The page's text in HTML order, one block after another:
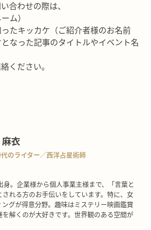
合わせの際は、
ム）
ったキッカケ（ご紹介者様のお名前
なった記事のタイトルやイベント名
ください。
衣
のライター／西洋占星術師
身。企業様から個人事業主様まで、「言葉と
れる方のお手伝いをしています。特に、女
グが得意分野。趣味はミステリー映画鑑賞
を解くのが大好きです。世界観のある空間が